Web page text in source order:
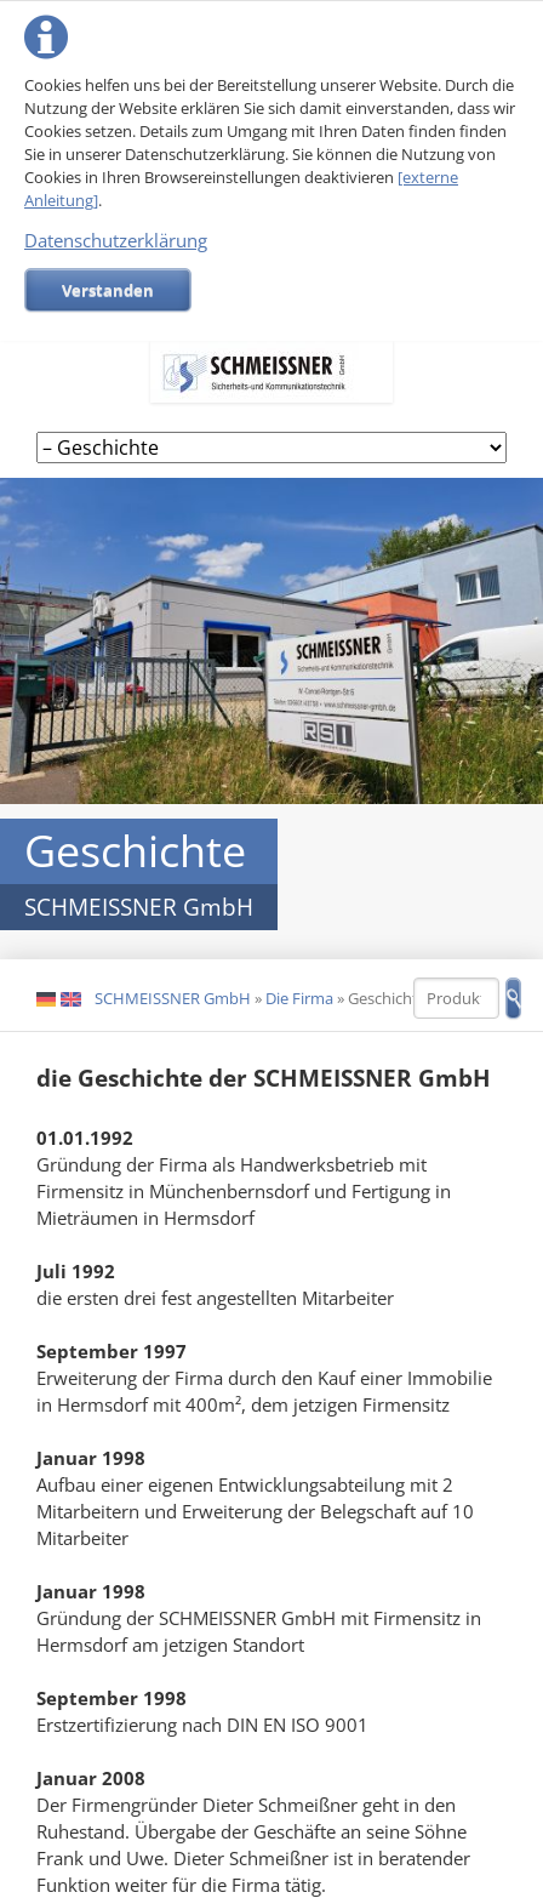
Cookies helfen uns bei der Bereitstellung unserer Website. Durch die
Nutzung der Website erklären Sie sich damit einverstanden, dass wir
Cookies setzen. Details zum Umgang mit Ihren Daten finden finden
Sie in unserer Datenschutzerklärung. Sie können die Nutzung von
Cookies in Ihren Browsereinstellungen deaktivieren [externe
Anleitung].
Datenschutzerklärung
Verstanden
Navigation
überspringen
Geschichte
SCHMEISSNER GmbH
DE EN SCHMEISSNER GmbH » Die Firma»Geschichte
die Geschichte der SCHMEISSNER GmbH
01.01.1992
Gründung der Firma als Handwerksbetrieb mit
Firmensitz in Münchenbernsdorf und Fertigung in
Mieträumen in Hermsdorf
Juli 1992
die ersten drei fest angestellten Mitarbeiter
September 1997
Erweiterung der Firma durch den Kauf einer Immobilie
in Hermsdorf mit 400m², dem jetzigen Firmensitz
Januar 1998
Aufbau einer eigenen Entwicklungsabteilung mit 2
Mitarbeitern und Erweiterung der Belegschaft auf 10
Mitarbeiter
Januar 1998
Gründung der SCHMEISSNER GmbH mit Firmensitz in
Hermsdorf am jetzigen Standort
September 1998
Erstzertifizierung nach DIN EN ISO 9001
Januar 2008
Der Firmengründer Dieter Schmeißner geht in den
Ruhestand. Übergabe der Geschäfte an seine Söhne
Frank und Uwe. Dieter Schmeißner ist in beratender
Funktion weiter für die Firma tätig.